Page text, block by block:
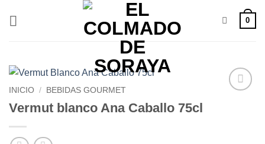
0
INICIO / BEBIDAS GOURMET
Vermut blanco Ana Caballo 75cl